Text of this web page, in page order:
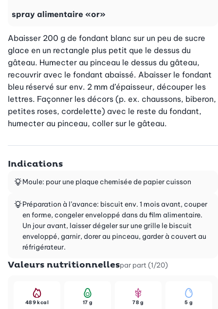
spray alimentaire «or»
Abaisser 200 g de fondant blanc sur un peu de sucre
glace en un rectangle plus petit que le dessus du
gâteau. Humecter au pinceau le dessus du gâteau,
recouvrir avec le fondant abaissé. Abaisser le fondant
bleu réservé sur env. 2 mm d’épaisseur, découper les
lettres. Façonner les décors (p. ex. chaussons, biberon,
petites roses, cordelette) avec le reste du fondant,
humecter au pinceau, coller sur le gâteau.
Indications
Moule: pour une plaque chemisée de papier cuisson
Préparation à l’avance: biscuit env. 1 mois avant, couper
en forme, congeler enveloppé dans du film alimentaire.
Un jour avant, laisser dégeler sur une grille le biscuit
enveloppé, garnir, dorer au pinceau, garder à couvert au
réfrigérateur.
Valeurs nutritionnellespar part (1/20)
489 kcal 17 g 78 g 5 g